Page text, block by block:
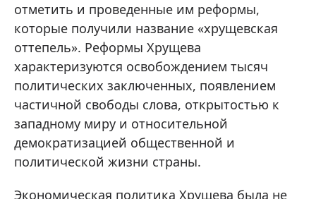
отметить и проведенные им реформы,
которые получили название «хрущевская
оттепель». Реформы Хрущева
характеризуются освобождением тысяч
политических заключенных, появлением
частичной свободы слова, открытостью к
западному миру и относительной
демократизацией общественной и
политической жизни страны.
Экономическая политика Хрущева была не